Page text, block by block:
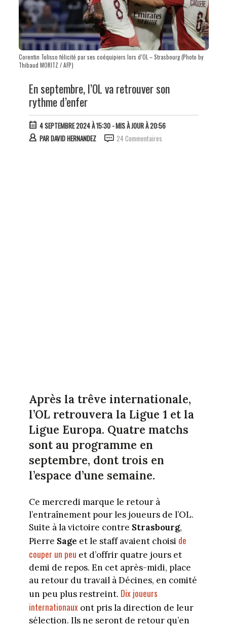
Corentin Tolisso félicité par ses coéquipiers lors d’OL – Strasbourg (Photo by
Thibaud MORITZ / AFP)
En septembre, l’OL va retrouver son
rythme d’enfer
4 SEPTEMBRE 2024 À 15:30- MIS À JOUR À 20:56
PARDAVID HERNANDEZ 24 Commentaires
Après la trêve internationale,
l’OL retrouvera la Ligue 1 et la
Ligue Europa. Quatre matchs
sont au programme en
septembre, dont trois en
l’espace d’une semaine.
Ce mercredi marque le retour à
l’entraînement pour les joueurs de l’OL.
Suite à la victoire contre Strasbourg,
Pierre Sage et le staff avaient choisi de
couper un peu et d’offrir quatre jours et
demi de repos. En cet après-midi, place
au retour du travail à Décines, en comité
un peu plus restreint. Dix joueurs
internationauxont pris la direction de leur
sélection. Ils ne seront de retour qu’en